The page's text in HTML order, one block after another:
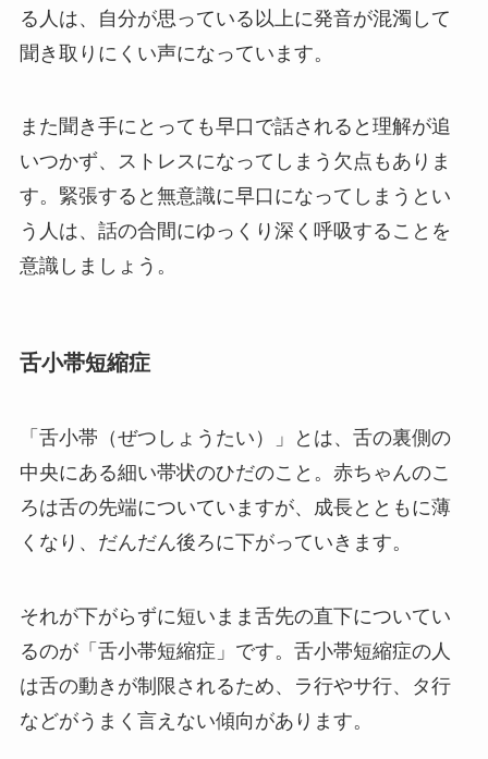
る人は、自分が思っている以上に発音が混濁して
聞き取りにくい声になっています。
また聞き手にとっても早口で話されると理解が追
いつかず、ストレスになってしまう欠点もありま
す。緊張すると無意識に早口になってしまうとい
う人は、話の合間にゆっくり深く呼吸することを
意識しましょう。
舌小帯短縮症
「舌小帯（ぜつしょうたい）」とは、舌の裏側の
中央にある細い帯状のひだのこと。赤ちゃんのこ
ろは舌の先端についていますが、成長とともに薄
くなり、だんだん後ろに下がっていきます。
それが下がらずに短いまま舌先の直下についてい
るのが「舌小帯短縮症」です。舌小帯短縮症の人
は舌の動きが制限されるため、ラ行やサ行、タ行
などがうまく言えない傾向があります。